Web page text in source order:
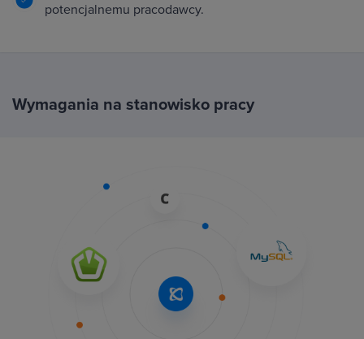
potencjalnemu pracodawcy.
Wymagania na stanowisko pracy